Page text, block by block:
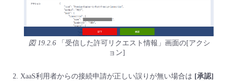
図 19.2.6
「受信した許可リクエスト情報」画面の[アクシ
ョン]
XaaS利用者からの接続申請が正しい誤りが無い場合は [承認]